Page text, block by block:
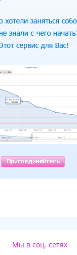
Мы в соц. сетях